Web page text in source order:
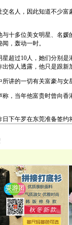
人，因此知道不少富
多位美女明星、名媛
，轰动一时。
过10人，她们分别是
惊人透露，他只是跟
的一切有关富豪与女
当年他富贵时曾向香
午罗在东莞准备签约